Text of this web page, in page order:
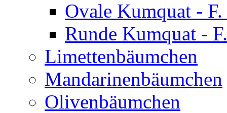
Ovale Kumquat -
Runde Kumquat -
Limettenbäumchen
Mandarinenbäumchen
Olivenbäumchen